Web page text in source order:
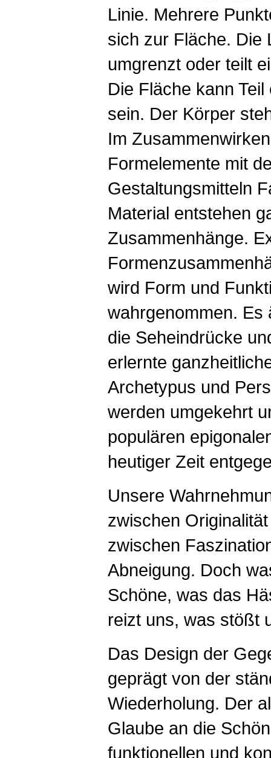
Linie. Mehrere
sich zur Fläche. Die
umgrenzt oder teilt
Die Fläche kann
sein. Der Körper
Im
Formelemente mit
Gestaltungsmitteln
Material entstehen
Zusammenhänge.
wird Form und
wahrgenommen. Es
die Seheindrücke
erlernte
Archetypus und
werden umgekehrt
populären
heutiger Zeit
Unsere
zwischen
zwischen
Abneigung. Doch
Schöne, was das
reizt uns, was stößt
Das Design der
geprägt von der
Wiederholung. Der
Glaube an die
funktionellen und